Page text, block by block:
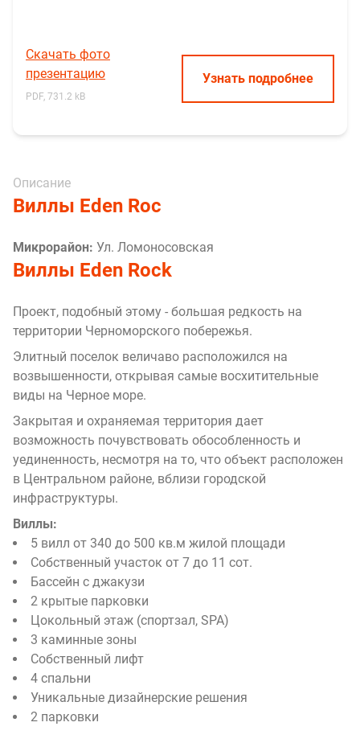
Скачать фото
презентацию
PDF, 731.2 kB
Узнать подробнее
Описание
Виллы Eden Roc
Микрорайон: Ул. Ломоносовская
Виллы Eden Rock
Проект, подобный этому - большая редкость на
территории Черноморского побережья.
Элитный поселок величаво расположился на
возвышенности, открывая самые восхитительные
виды на Черное море.
Закрытая и охраняемая территория дает
возможность почувствовать обособленность и
уединенность, несмотря на то, что объект расположен
в Центральном районе, вблизи городской
инфраструктуры.
Виллы:
5 вилл от 340 до 500 кв.м жилой площади
Собственный участок от 7 до 11 сот.
Бассейн с джакузи
2 крытые парковки
Цокольный этаж (спортзал, SPA)
3 каминные зоны
Собственный лифт
4 спальни
Уникальные дизайнерские решения
2 парковки